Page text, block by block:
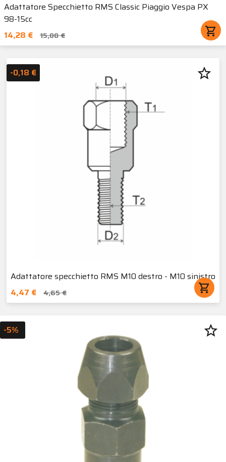
Adattatore Specchietto RMS Classic Piaggio Vespa PX
98-15cc
14,28 €
15,00 € shopping_cart
Adattatore specchietto RMS M10 destro - M10 sinistro
4,47 €
4,65 € shopping_cart
-0,18 € star_border
-5% star_border